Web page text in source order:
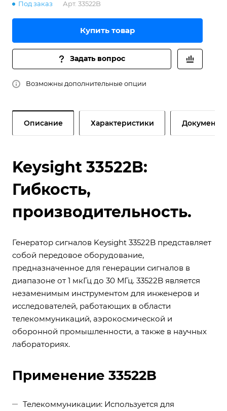
Под заказ Арт. 33522B
Купить товар
Задать вопрос
Возможны дополнительные опции
Описание Характеристики Документы
Keysight 33522B:
Гибкость,
производительность.
Генератор сигналов Keysight 33522B представляет
собой передовое оборудование,
предназначенное для генерации сигналов в
диапазоне от 1 мкГц до 30 МГц. 33522B является
незаменимым инструментом для инженеров и
исследователей, работающих в области
телекоммуникаций, аэрокосмической и
оборонной промышленности, а также в научных
лабораториях.
Применение 33522B
Телекоммуникации: Используется для